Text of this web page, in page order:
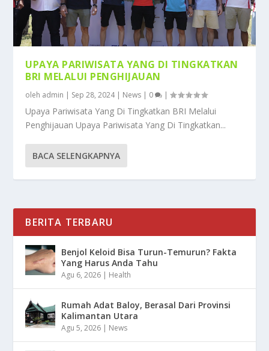
UPAYA PARIWISATA YANG DI TINGKATKAN
BRI MELALUI PENGHIJAUAN
oleh admin | Sep 28, 2024| News | 0 |
Upaya Pariwisata Yang Di Tingkatkan BRI Melalui
Penghijauan Upaya Pariwisata Yang Di Tingkatkan...
BACA SELENGKAPNYA
BERITA TERBARU
Benjol Keloid Bisa Turun-Temurun? Fakta
Yang Harus Anda Tahu
Agu 6, 2026 | Health
Rumah Adat Baloy, Berasal Dari Provinsi
Kalimantan Utara
Agu 5, 2026 | News